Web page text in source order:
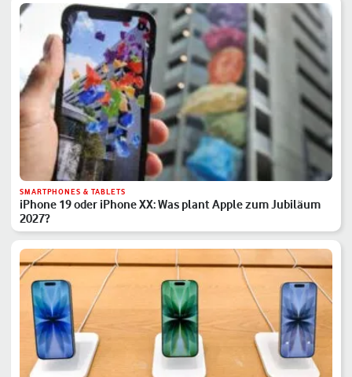
SMARTPHONES & TABLETS
iPhone 19 oder iPhone XX: Was plant Apple zum Jubiläum
2027?